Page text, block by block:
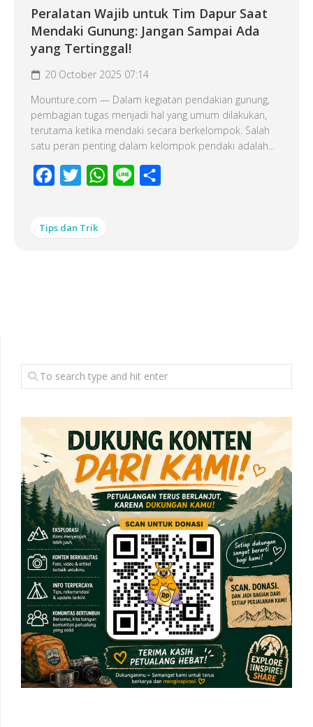
Peralatan Wajib untuk Tim Dapur Saat
Mendaki Gunung: Jangan Sampai Ada
yang Tertinggal!
20 October 2025 07:14
Mounture.com — Dalam kegiatan pendakian gunung,
pembagian tugas menjadi hal yang umum dilakukan,
terutama ketika mendaki secara berkelompok. Salah
satu peran penting dalam kelompok pendaki adalah...
Facebook
Twitter WhatsApp
Line
Tips dan Trik